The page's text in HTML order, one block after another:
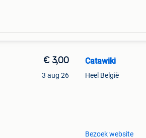
€ 3,00
3 aug 26
Catawiki
Heel België
Bezoek website